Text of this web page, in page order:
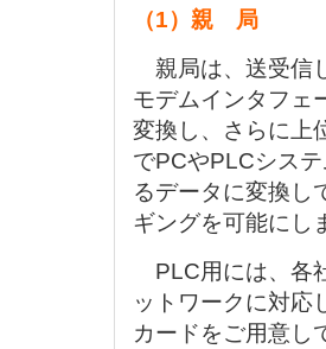
（1）親 局
親局は、送受信
モデムインタフェ
変換し、さらに上
でPCやPLCシス
るデータに変換し
ギングを可能にし
PLC用には、各
ットワークに対応
カードをご用意し